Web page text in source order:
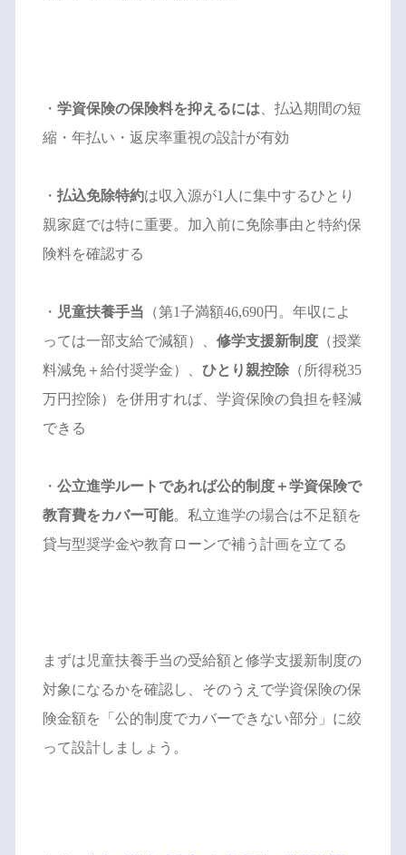
・ 学資保険の保険料を抑えるには、払込期間の短
縮・年払い・返戻率重視の設計が有効
・ 払込免除特約は収入源が1人に集中するひとり
親家庭では特に重要。加入前に免除事由と特約保
険料を確認する
・ 児童扶養手当 （第1子満額46,690円。年収によ
っては一部支給で減額）、 修学支援新制度（授業
料減免＋給付奨学金）、 ひとり親控除（所得税35
万円控除）を併用すれば、学資保険の負担を軽減
できる
・ 公立進学ルートであれば公的制度＋学資保険で
教育費をカバー可能。私立進学の場合は不足額を
貸与型奨学金や教育ローンで補う計画を立てる
まずは児童扶養手当の受給額と修学支援新制度の
対象になるかを確認し、そのうえで学資保険の保
険金額を「公的制度でカバーできない部分」に絞
って設計しましょう。